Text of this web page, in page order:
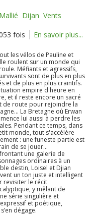
Mallié Dijan Vents
fois
En savoir plus...
les vélos de Pauline et
roulent sur un monde qui
Méfiants et agressifs,
sont de plus en plus
et de plus en plus craintifs.
empire d'heure en
et il reste encore un sacré
de route pour rejoindre la
La Bretagne où Erwan
lui aussi à perdre les
Pendant ce temps, dans
monde, tout s'accélère
: une funeste partie est
de se jouer...
une galerie de
ordinaires à un
destin, Loisel et Djian
un ton juste et intelligent
revisiter le récit
y mêlant de
série singulière et
et poétique,
dégage.